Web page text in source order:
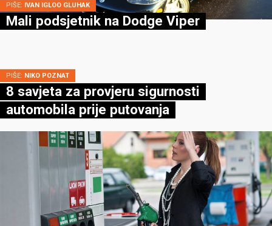
PIŠE: IVAN IGLOO GLUHAK
Mali podsjetnik na Dodge Viper
PIŠE: NIKO POZNAT
8 savjeta za provjeru sigurnosti
automobila prije putovanja